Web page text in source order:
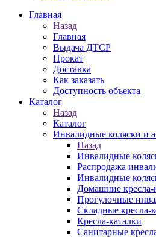
Главная
Назад
Главная
Выдача ДТСР
Прокат
Доставка
Как заказать
Доступность объекта
Каталог
Назад
Каталог
Инвалидные коляски и
Назад
Инвалидные
Распродажа
Инвалидные
Домашние кресла-
Прогулочные
Складные кресла-
Кресла-каталки
Санитарные